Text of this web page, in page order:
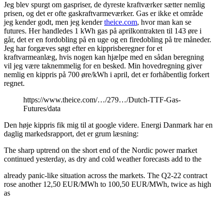
Jeg blev spurgt om gaspriser, de dyreste kraftværker sætter nemlig
prisen, og det er ofte gaskraftvarmeværker. Gas er ikke et område
jeg kender godt, men jeg kendertheice.com, hvor man kan se
futures. Her handledes 1 kWh gas på aprilkontrakten til 143 øre i
går, det er en fordobling på en uge og en firedobling på tre måneder.
Jeg har forgæves søgt efter en kipprisberegner for et
kraftvarmeanlæg, hvis nogen kan hjælpe med en sådan beregning
vil jeg være taknemmelig for en besked. Min hovedregning giver
nemlig en kippris på 700 øre/kWh i april, det er forhåbentlig forkert
regnet.
https://www.theice.com/…/279…/Dutch-TTF-Gas-
Futures/data
Den høje kippris fik mig til at google videre. Energi Danmark har en
daglig markedsrapport, det er grum læsning:
The sharp uptrend on the short end of the Nordic power market
continued yesterday, as dry and cold weather forecasts add to the
already panic-like situation across the markets. The Q2-22 contract
rose another 12,50 EUR/MWh to 100,50 EUR/MWh, twice as high
as